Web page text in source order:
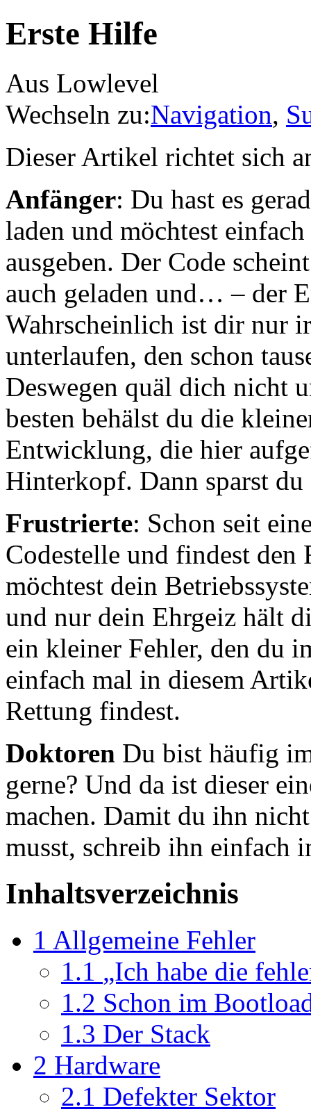
Erste Hilfe
Aus Lowlevel
Wechseln zu:Navigation,
Dieser Artikel richtet sich
Anfänger: Du hast es
laden und möchtest
ausgeben. Der Code
auch geladen und… – der
Wahrscheinlich ist dir nur
unterlaufen, den schon
Deswegen quäl dich nicht
besten behälst du die
Entwicklung, die hier
Hinterkopf. Dann sparst
Frustrierte: Schon seit
Codestelle und findest den
möchtest dein
und nur dein Ehrgeiz hält
ein kleiner Fehler, den du
einfach mal in diesem
Rettung findest.
Doktoren Du bist häufig
gerne? Und da ist dieser
machen. Damit du ihn
musst, schreib ihn einfach
Inhaltsverzeichnis
1 Allgemeine Fehler
1.1 „Ich habe die
1.2 Schon im
1.3 Der Stack
2 Hardware
2.1 Defekter Sektor